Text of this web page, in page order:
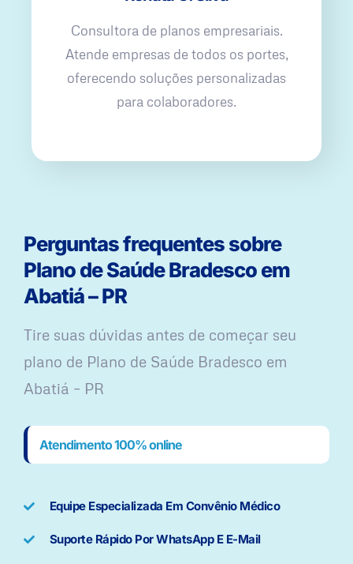
Consultora de planos empresariais.
Atende empresas de todos os portes,
oferecendo soluções personalizadas
para colaboradores.
Perguntas frequentes sobre
Plano de Saúde Bradesco em
Abatiá – PR
Tire suas dúvidas antes de começar seu
plano ​de Plano de Saúde Bradesco em
Abatiá – PR
Atendimento 100% online
Equipe Especializada Em Convênio Médico
Suporte Rápido Por WhatsApp E E-Mail